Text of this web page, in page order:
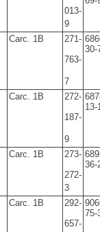
013-
9
Carc. 1B
271-
763-
7
30-
Carc. 1B
272-
187-
9
13-
Carc. 1B
273-
272-
3
36-
Carc. 1B
292-
657-
75-